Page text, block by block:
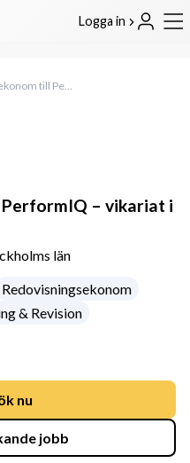
Logga in
Redovisningsekonom till PerformIQ – vikariat i minst ett år
– vikariat i
län
Redovisningsekonom
& Revision
nu
jobb